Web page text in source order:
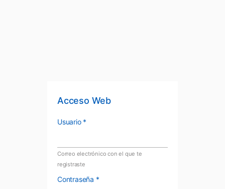
Acceso Web
Usuario *
Correo electrónico con el que te
registraste
Contraseña *